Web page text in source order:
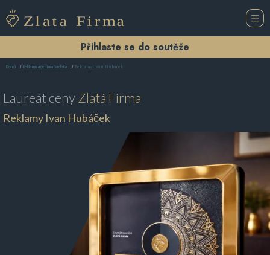
Přihlaste se do soutěže
Domů Reklamní agentura Sadská Reklamy Ivan Hubáček
Laureát cenyZlatá Firma
Reklamy Ivan Hubáček